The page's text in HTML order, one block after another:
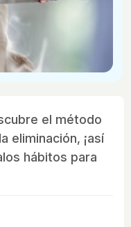
el método
eliminación, ¡así
hábitos para